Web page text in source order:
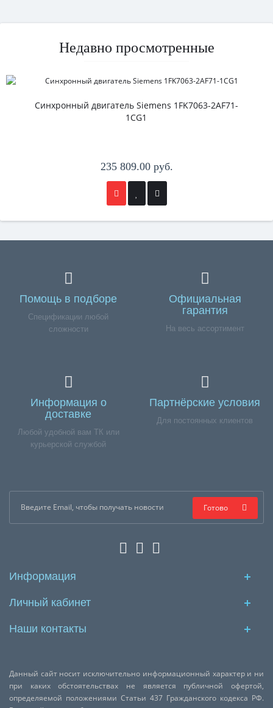
Недавно просмотренные
Синхронный двигатель Siemens 1FK7063-2AF71-
1CG1
235 809.00 руб.
Помощь в подборе
Спецификации любой
сложности
Официальная
гарантия
На весь ассортимент
Информация о
доставке
Любой удобной вам ТК или
курьерской службой
Партнёрские условия
Для постоянных клиентов
Готово
Информация
Личный кабинет
Наши контакты
Данный сайт носит исключительно информационный характер и ни
при каких обстоятельствах не является публичной офертой,
определяемой положениями Статьи 437 Гражданского кодекса РФ.